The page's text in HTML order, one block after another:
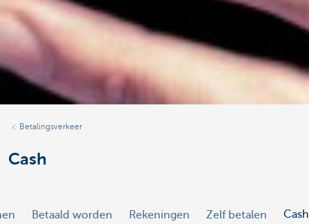
Betalingsverkeer
Cash
Betaald worden Rekeningen Zelf betalen Cash